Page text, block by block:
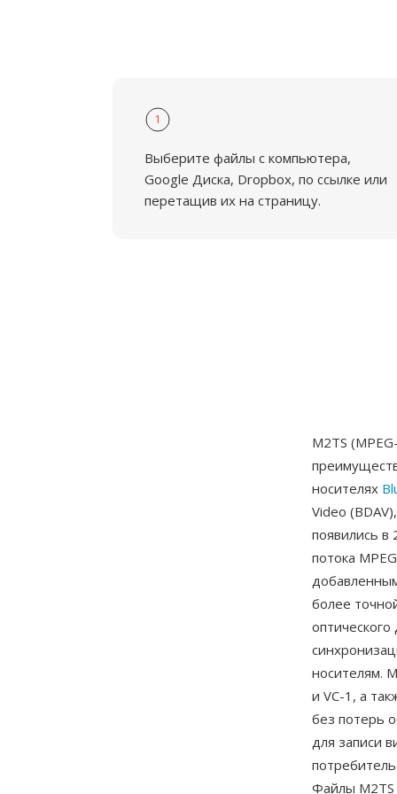
1
Выберите файлы с компьютера,
Google Диска, Dropbox, по ссылке или
перетащив их на страницу.
M2TS
носителях
Video
появились в
потока
более
носителям.
и VC-1, а
без потерь
для записи
Файлы M2TS